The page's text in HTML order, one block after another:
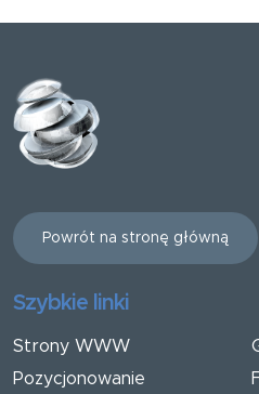
Powrót na stronę główną
Szybkie linki
Strony WWW
Pozycjonowanie